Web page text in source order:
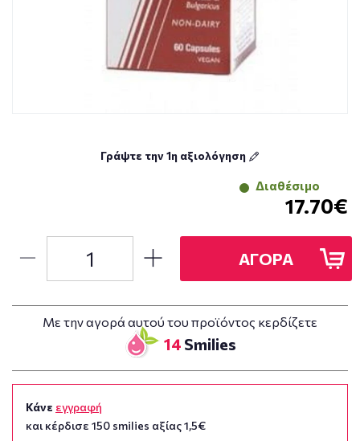
Γράψτε την 1η αξιολόγηση
Διαθέσιμο
17.70€
ΑΓΟΡΑ
Με την αγορά αυτού του προϊόντος κερδίζετε
14 Smilies
Κάνε εγγραφή
και κέρδισε 150 smilies αξίας 1,5€